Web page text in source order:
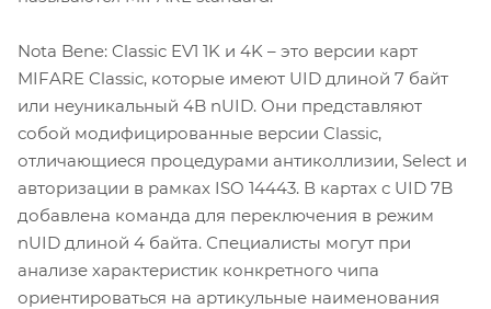
Nota Bene: Classic EV1 1K и 4K – это версии карт
MIFARE Classic, которые имеют UID длиной 7 байт
или неуникальный 4B nUID. Они представляют
собой модифицированные версии Classic,
отличающиеся процедурами антиколлизии, Select и
авторизации в рамках ISO 14443. В картах с UID 7B
добавлена команда для переключения в режим
nUID длиной 4 байта. Специалисты могут при
анализе характеристик конкретного чипа
ориентироваться на артикульные наименования